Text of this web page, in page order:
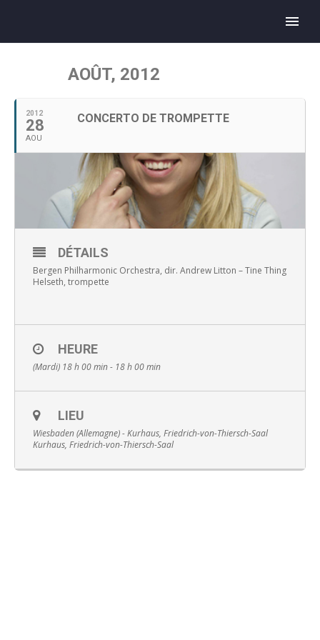
Français
AOÛT, 2012
2012
28
AOU
CONCERTO DE TROMPETTE
DÉTAILS
Bergen Philharmonic Orchestra, dir. Andrew Litton – Tine Thing
Helseth, trompette
HEURE
(Mardi) 18 h 00 min - 18 h 00 min
LIEU
Wiesbaden (Allemagne) - Kurhaus, Friedrich-von-Thiersch-Saal
Kurhaus, Friedrich-von-Thiersch-Saal